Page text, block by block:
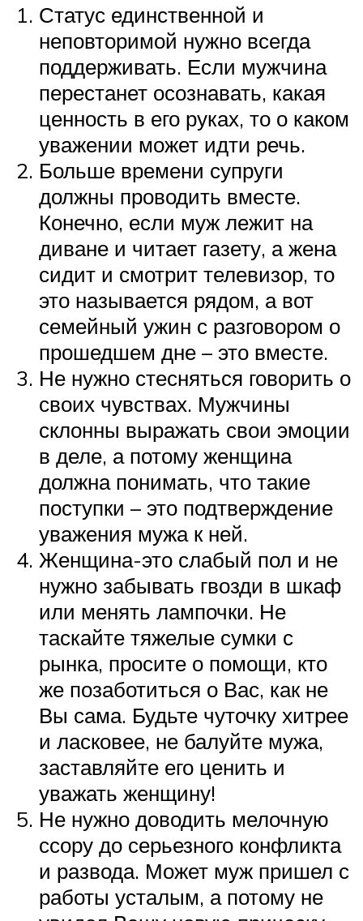
Статус единственной и
неповторимой нужно всегда
поддерживать. Если мужчина
перестанет осознавать, какая
ценность в его руках, то о каком
уважении может идти речь.
Больше времени супруги
должны проводить вместе.
Конечно, если муж лежит на
диване и читает газету, а жена
сидит и смотрит телевизор, то
это называется рядом, а вот
семейный ужин с разговором о
прошедшем дне – это вместе.
Не нужно стесняться говорить о
своих чувствах. Мужчины
склонны выражать свои эмоции
в деле, а потому женщина
должна понимать, что такие
поступки – это подтверждение
уважения мужа к ней.
Женщина-это слабый пол и не
нужно забывать гвозди в шкаф
или менять лампочки. Не
таскайте тяжелые сумки с
рынка, просите о помощи, кто
же позаботиться о Вас, как не
Вы сама. Будьте чуточку хитрее
и ласковее, не балуйте мужа,
заставляйте его ценить и
уважать женщину!
Не нужно доводить мелочную
ссору до серьезного конфликта
и развода. Может муж пришел с
работы усталым, а потому не